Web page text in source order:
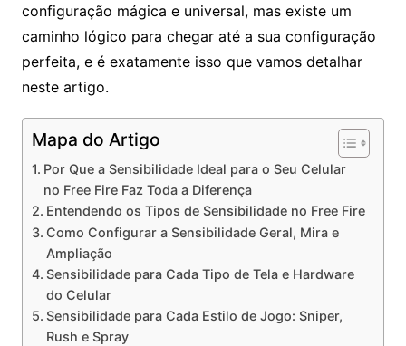
configuração mágica e universal, mas existe um
caminho lógico para chegar até a sua configuração
perfeita, e é exatamente isso que vamos detalhar
neste artigo.
Mapa do Artigo
Por Que a Sensibilidade Ideal para o Seu Celular
no Free Fire Faz Toda a Diferença
Entendendo os Tipos de Sensibilidade no Free Fire
Como Configurar a Sensibilidade Geral, Mira e
Ampliação
Sensibilidade para Cada Tipo de Tela e Hardware
do Celular
Sensibilidade para Cada Estilo de Jogo: Sniper,
Rush e Spray